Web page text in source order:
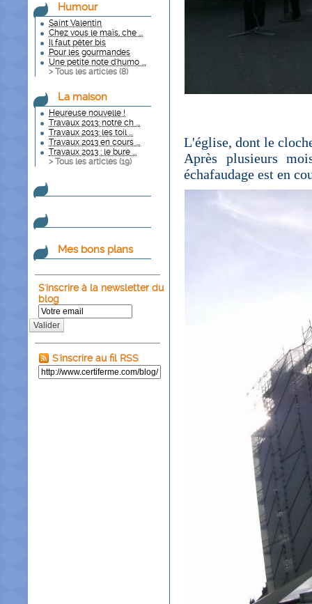
Humour
Saint Valentin
Chez vous le maïs, che ...
Il faut péter bis
Pour les gourmandes
Une petite note d'humo ...
> Tous les articles (8)
La maison
Heureuse nouvelle !
Travaux 2013: notre ch ...
Travaux 2013: les toil ...
Travaux 2013 en cours ...
Travaux 2013 : le bure ...
> Tous les articles (19)
Mes bons plans
S'inscrire à la newsletter du
blog
Valider
S'inscrire au fil RSS
L'église, dont le
Après plusieurs
échafaudage est en